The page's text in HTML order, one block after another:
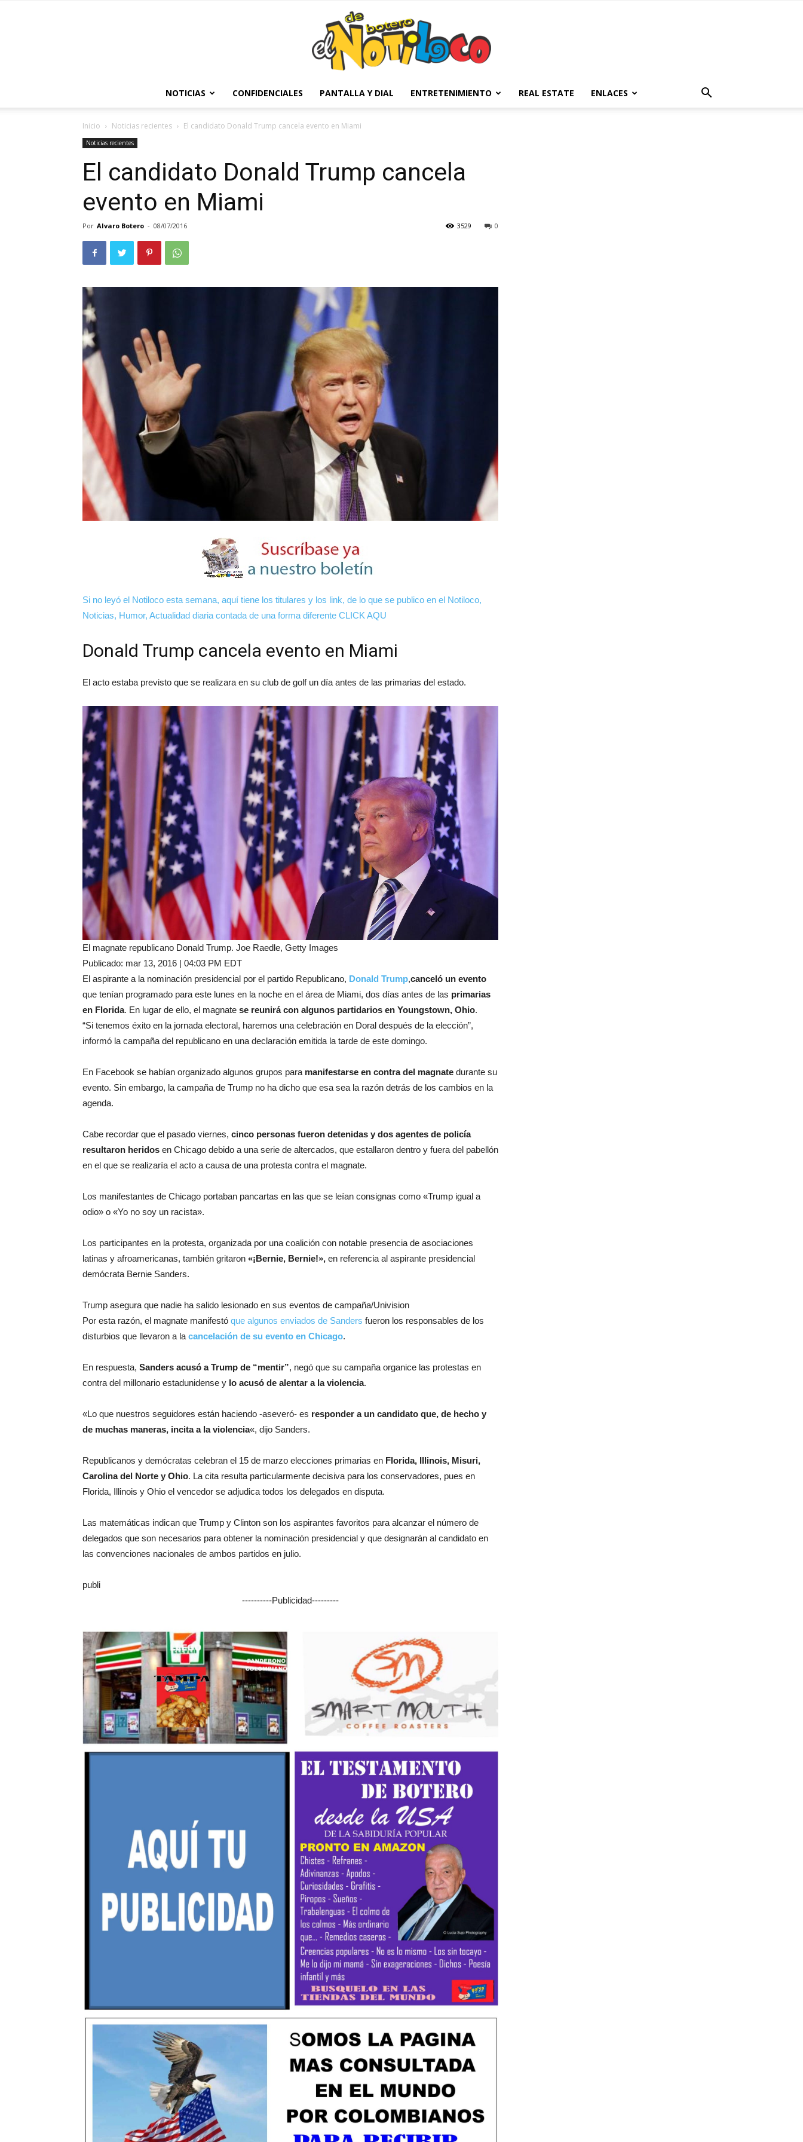
NOTICIAS CONFIDENCIALES PANTALLA Y DIAL ENTRETENIMIENTO REAL ESTATE ENLACES
Inicio Noticias recientes El candidato Donald Trump cancela evento en Miami
Noticias recientes
El candidato Donald Trump cancela
evento en Miami
Por Alvaro Botero - 08/07/2016 0
3529
Si no leyó el Notiloco esta semana, aquí tiene los titulares y los link, de lo que se publico en el Notiloco,
Noticias, Humor, Actualidad diaria contada de una forma diferente CLICK AQU
Donald Trump cancela evento en Miami
El acto estaba previsto que se realizara en su club de golf un día antes de las primarias del estado.
El magnate republicano Donald Trump. Joe Raedle, Getty Images
Publicado: mar 13, 2016 | 04:03 PM EDT
El aspirante a la nominación presidencial por el partido Republicano, Donald Trump,canceló un evento
que tenían programado para este lunes en la noche en el área de Miami, dos días antes de las primarias
en Florida. En lugar de ello, el magnate se reunirá con algunos partidarios en Youngstown, Ohio.
“Si tenemos éxito en la jornada electoral, haremos una celebración en Doral después de la elección”,
informó la campaña del republicano en una declaración emitida la tarde de este domingo.
En Facebook se habían organizado algunos grupos para manifestarse en contra del magnate durante su
evento. Sin embargo, la campaña de Trump no ha dicho que esa sea la razón detrás de los cambios en la
agenda.
Cabe recordar que el pasado viernes, cinco personas fueron detenidas y dos agentes de policía
resultaron heridos en Chicago debido a una serie de altercados, que estallaron dentro y fuera del pabellón
en el que se realizaría el acto a causa de una protesta contra el magnate.
Los manifestantes de Chicago portaban pancartas en las que se leían consignas como «Trump igual a
odio» o «Yo no soy un racista».
Los participantes en la protesta, organizada por una coalición con notable presencia de asociaciones
latinas y afroamericanas, también gritaron «¡Bernie, Bernie!», en referencia al aspirante presidencial
demócrata Bernie Sanders.
Trump asegura que nadie ha salido lesionado en sus eventos de campaña/Univision
Por esta razón, el magnate manifestó que algunos enviados de Sanders fueron los responsables de los
disturbios que llevaron a la cancelación de su evento en Chicago.
En respuesta, Sanders acusó a Trump de “mentir”, negó que su campaña organice las protestas en
contra del millonario estadunidense y lo acusó de alentar a la violencia.
«Lo que nuestros seguidores están haciendo -aseveró- es responder a un candidato que, de hecho y
de muchas maneras, incita a la violencia«, dijo Sanders.
Republicanos y demócratas celebran el 15 de marzo elecciones primarias en Florida, Illinois, Misuri,
Carolina del Norte y Ohio. La cita resulta particularmente decisiva para los conservadores, pues en
Florida, Illinois y Ohio el vencedor se adjudica todos los delegados en disputa.
Las matemáticas indican que Trump y Clinton son los aspirantes favoritos para alcanzar el número de
delegados que son necesarios para obtener la nominación presidencial y que designarán al candidato en
las convenciones nacionales de ambos partidos en julio.
publi
----------Publicidad---------